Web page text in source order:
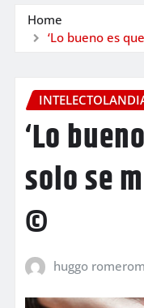
Home
‘Lo bueno es
‘Lo
solo se
©
huggo romerom